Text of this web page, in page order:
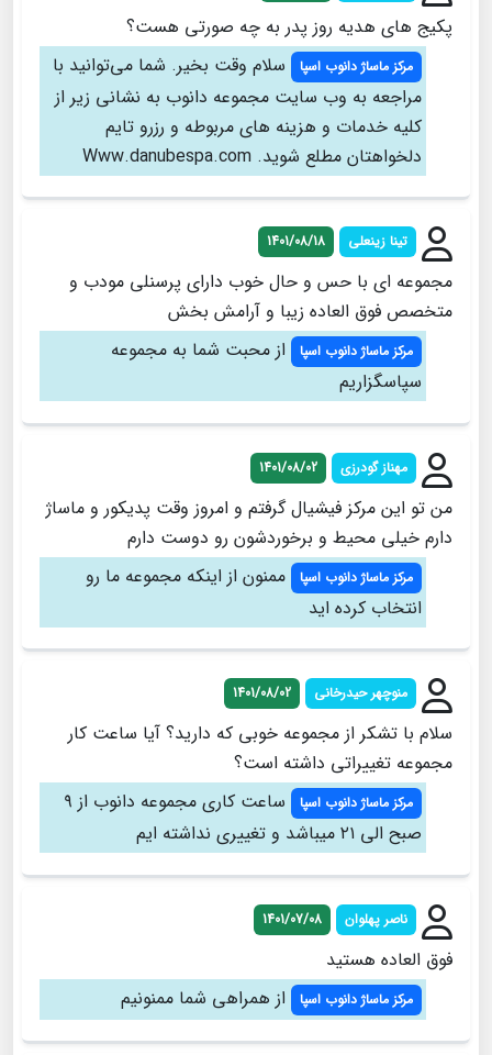
پکیج های هدیه روز پدر به چه صورتی هست؟
مرکز ماساژ دانوب اسپا
سلام وقت بخیر. شما می‌توانید با
مراجعه به وب سایت مجموعه دانوب به نشانی زیر از
کلیه خدمات و هزینه های مربوطه و رزرو تایم
دلخواهتان مطلع شوید. Www.danubespa.com
تینا زینعلی 1401/08/18
مجموعه ای با حس و حال خوب دارای پرسنلی مودب و
متخصص فوق العاده زیبا و آرامش بخش
مرکز ماساژ دانوب اسپا
از محبت شما به مجموعه
سپاسگزاریم
مهناز گودرزی 1401/08/02
من تو این مرکز فیشیال گرفتم و امروز وقت پدیکور و ماساژ
دارم خیلی محیط و برخوردشون رو دوست دارم
مرکز ماساژ دانوب اسپا
ممنون از اینکه مجموعه ما رو
انتخاب کرده اید
منوچهر حیدرخانی 1401/08/02
سلام با تشکر از مجموعه خوبی که دارید؟ آیا ساعت کار
مجموعه تغییراتی داشته است؟
مرکز ماساژ دانوب اسپا
ساعت کاری مجموعه دانوب از ۹
صبح الی ۲۱ میباشد و تغییری نداشته ایم
ناصر پهلوان 1401/07/08
فوق العاده هستید
مرکز ماساژ دانوب اسپا از همراهی شما ممنونیم